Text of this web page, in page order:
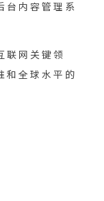
台内容管理系
联网关键领
和全球水平的